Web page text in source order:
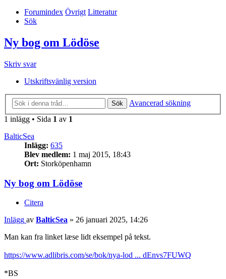
Forumindex Övrigt Litteratur
Sök
Ny bog om Lödöse
Skriv svar
Utskriftsvänlig version
Sök
Avancerad sökning
1 inlägg • Sida 1 av 1
BalticSea
Inlägg: 635
Blev medlem: 1 maj 2015, 18:43
Ort: Storköpenhamn
Ny bog om Lödöse
Citera
Inlägg av BalticSea » 26 januari 2025, 14:26
Man kan fra linket læse lidt eksempel på tekst.
https://www.adlibris.com/se/bok/nya-lod ... dEnvs7FUWQ
*BS